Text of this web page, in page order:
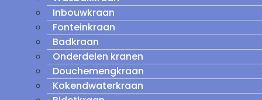
Inbouwkraan
Fonteinkraan
Badkraan
Onderdelen kranen
Douchemengkraan
Kokendwaterkraan